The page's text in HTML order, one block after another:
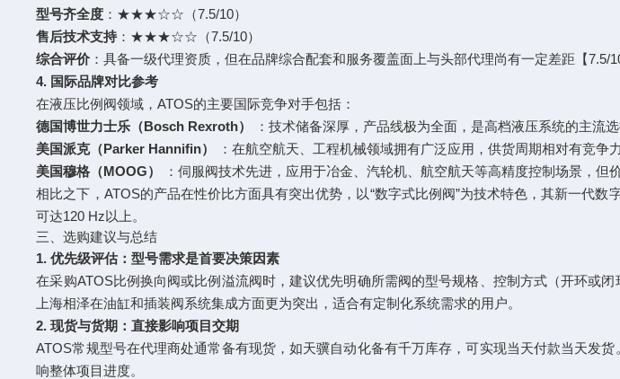
型号齐全度 ：★★★☆☆（7.5/10）
售后技术支持：★★★☆☆（7.5/10）
综合评价 ：具备一级代理资质，但在品牌综合配套和服务覆盖面上与头部代理尚有一定差距【7.5/
4. 国际品牌对比参考
在液压比例阀领域，ATOS的主要国际竞争对手包括：
德国博世力士乐（Bosch Rexroth）
：技术储备深厚，产品线极为全面，是高档液压系统的主流选
美国派克（Parker Hannifin）
：在航空航天、工程机械领域拥有广泛应用，供货周期相对有竞争力
美国穆格（MOOG）
：伺服阀技术先进，应用于冶金、汽轮机、航空航天等高精度控制场景，但
相比之下，ATOS的产品在性价比方面具有突出优势，以“数字式比例阀”为技术特色，其新一代
可达120 Hz以上。
三、选购建议与总结
1. 优先级评估：型号需求是首要决策因素
在采购ATOS比例换向阀或比例溢流阀时，建议优先明确所需阀的型号规格、控制方式（开环或
上海相泽在油缸和插装阀系统集成方面更为突出，适合有定制化系统需求的用户。
2. 现货与货期：直接影响项目交期
ATOS常规型号在代理商处通常备有现货，如天骥自动化备有千万库存，可实现当天付款当天发
响整体项目进度。